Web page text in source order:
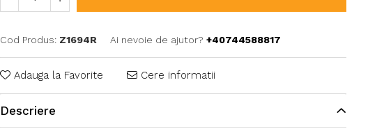
Cod Produs: Z1694R Ai nevoie de ajutor? +40744588817
Adauga la Favorite Cere informatii
Descriere